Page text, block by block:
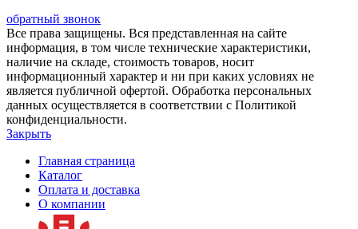
обратный звонок
Все права защищены. Вся представленная на сайте
информация, в том числе технические характеристики,
наличие на складе, стоимость товаров, носит
информационный характер и ни при каких условиях не
является публичной офертой. Обработка персональных
данных осуществляется в соответствии с Политикой
конфиденциальности.
Закрыть
Главная страница
Каталог
Оплата и доставка
О компании